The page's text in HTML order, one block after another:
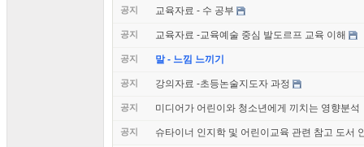
공지 교육자료 - 수 공부
공지 교육자료 -교육예술 중심 발도르프 교육 이해
공지 말 - 느낌 느끼기
공지 강의자료 -초등논술지도자 과정
공지 미디어가 어린이와 청소년에게 끼치는 영향분석
공지 슈타이너 인지학 및 어린이교육 관련 참고 도서